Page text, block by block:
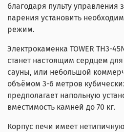
благодаря пульту управления
парения установить
режим.
Электрокаменка TOWER TH3-
станет настоящим сердцем
сауны, или небольшой
объёмом 3-6 метров
предполагает напольную
вместимость камней до 70 кг.
Корпус печи имеет